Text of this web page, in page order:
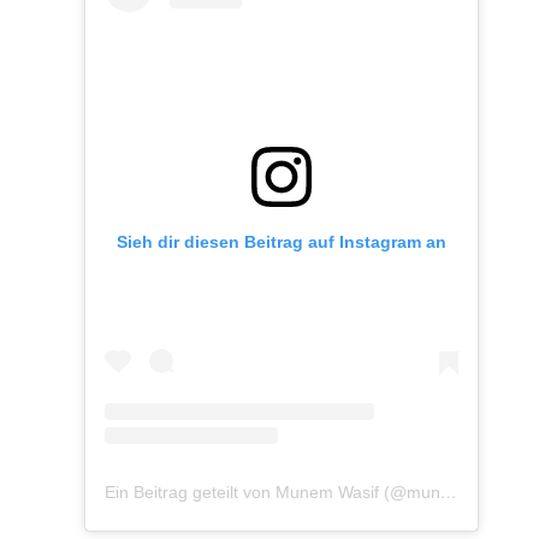
Sieh dir diesen Beitrag auf Instagram an
Ein Beitrag geteilt von Munem Wasif (@munemwasif)